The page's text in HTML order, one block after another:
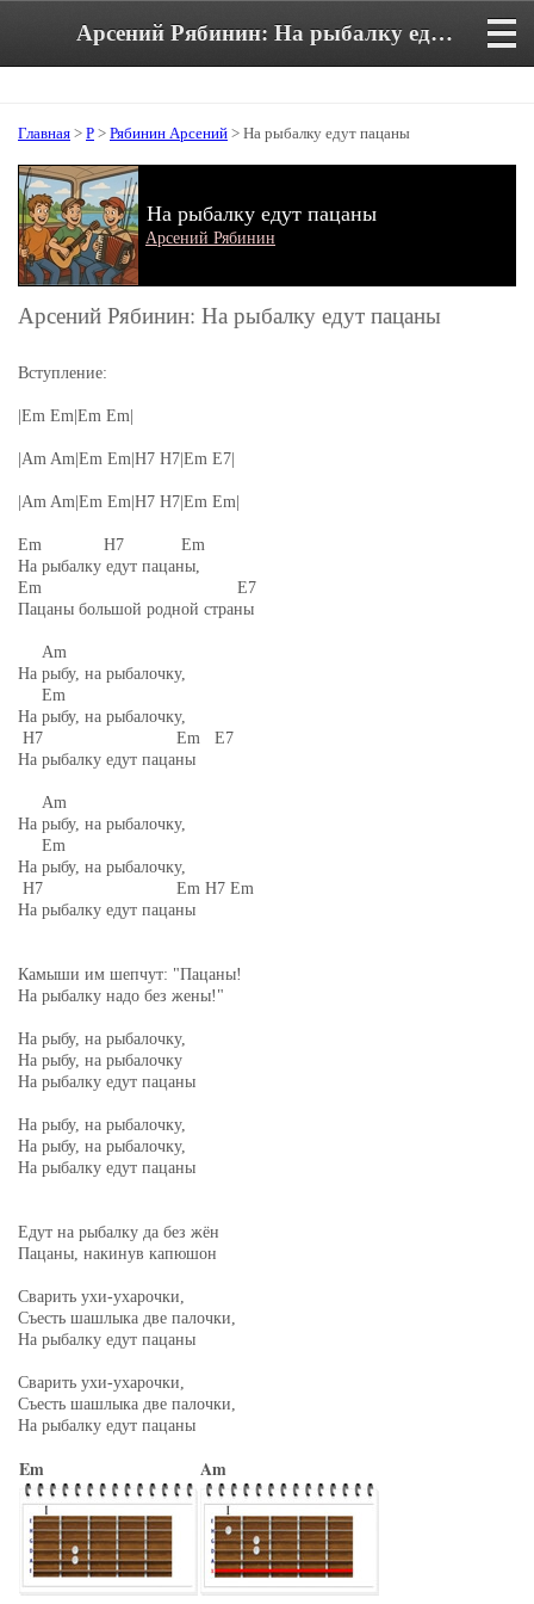
Арсений Рябинин: На рыбалку едут пацаны. Аккорды и текст песни
Главная > Р > Рябинин Арсений > На рыбалку едут пацаны
На рыбалку едут пацаны
Арсений Рябинин
Арсений Рябинин: На рыбалку едут пацаны
Вступление:
|Em Em|Em Em|
|Am Am|Em Em|H7 H7|Em E7|
|Am Am|Em Em|H7 H7|Em Em|
Em H7 Em
На рыбалку едут пацаны,
Em E7
Пацаны большой родной страны
Am
На рыбу, на рыбалочку,
Em
На рыбу, на рыбалочку,
H7 Em E7
На рыбалку едут пацаны
Am
На рыбу, на рыбалочку,
Em
На рыбу, на рыбалочку,
H7 Em H7 Em
На рыбалку едут пацаны
Камыши им шепчут: "Пацаны!
На рыбалку надо без жены!"
На рыбу, на рыбалочку,
На рыбу, на рыбалочку
На рыбалку едут пацаны
На рыбу, на рыбалочку,
На рыбу, на рыбалочку,
На рыбалку едут пацаны
Едут на рыбалку да без жён
Пацаны, накинув капюшон
Сварить ухи-ухарочки,
Съесть шашлыка две палочки,
На рыбалку едут пацаны
Сварить ухи-ухарочки,
Съесть шашлыка две палочки,
На рыбалку едут пацаны
Em Am